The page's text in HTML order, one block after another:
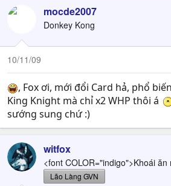
mocde2007
Donkey Kong
10/11/09
, Fox ơi, mới đổi Card hả, phổ
King Knight mà chỉ x2 WHP thôi á
sướng sung chứ :)
witfox
<font COLOR="indigo">Khoái
Lão Làng GVN